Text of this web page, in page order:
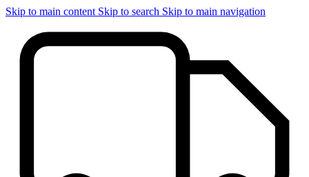
Skip to main content Skip to search Skip to main navigation